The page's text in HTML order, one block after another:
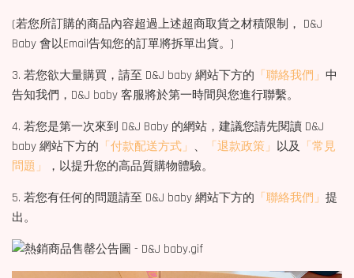
(若您所訂購的商品內容超過上述超商取貨之材積限制， D&J
Baby 會以Email告知您的訂單將拆單出貨。)
3. 若您欲大量購買，請至 D&J baby 網站下方的 「聯絡我們」 中
告知我們，D&J baby 客服將於第一時間與您進行聯繫。
4. 若您是第一次來到 D&J Baby 的網站，建議您請先閱讀 D&J
baby 網站下方的 「付款配送方式」 、 「退款政策」 以及 「常見
問題」
，以提升您的高品質購物體驗。
5. 若您有任何的問題請至 D&J baby 網站下方的 「聯絡我們」 提
出。